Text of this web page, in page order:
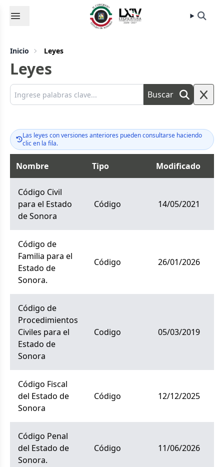
Inicio Leyes
Leyes
Buscar
Las leyes con versiones anteriores pueden consultarse haciendo
clic en la fila.
Nombre Tipo Modificado
Código Civil
para el Estado
de Sonora
código 14/05/2021
Código de
Familia para el
Estado de
Sonora.
código 26/01/2026
Código de
Procedimientos
Civiles para el
Estado de
Sonora
codigo 05/03/2019
Código Fiscal
del Estado de
Sonora
código 12/12/2025
Código Penal
del Estado de
Sonora.
código 11/06/2026